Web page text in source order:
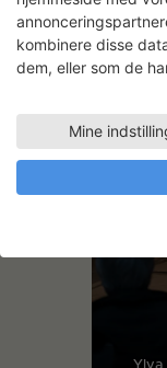
kombinere disse
dem, eller som de
Mine